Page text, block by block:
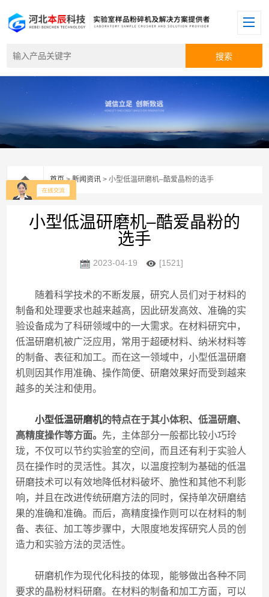
首页>新闻资讯 > 小型低温研磨机–酷爱晶粉的选手
小型低温研磨机–酷爱晶粉的
选手
2023-04-19 [1521]
随着科学技术的不断发展，研究人员们对于材料的
制备和处理要求也越来越高，因此研发高效、准确的实
验设备成为了科研领域中的一大需求。在材料研究中，
低温研磨机被广泛应用，常用于超硬材料、纳米材料等
的制备、表征和加工。而在这一领域中，小型低温研磨
机则因其作用准确、操作简便、研磨效果好而受到越来
越多的关注和使用。
小型低温研磨机的特点在于其小体积、低温研磨、
高精度操作等方面。 先，主体部分一般都比较小巧玲
珑，不仅可以节约实验室的空间，而且还有利于实验人
员在操作时的灵活性。其次，以温度控制为基础的低温
研磨技术可以有效地降低材料破坏、脆性和其他不利影
响，并且在改进传统研磨方法的同时，保持单次研磨结
果的准确和准确。而后，高精度操作则可以在材料的制
备、表征、加工等步骤中，大限度地发挥研究人员的创
造力和实验方法的灵活性。
研磨机作为现代化科技的体现，能够做出各种不同
要求的晶粉材料研磨。在材料的制备和加工方面，可以